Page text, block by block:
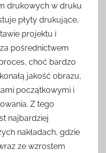
drukowych w druku
płyty drukujące,
projektu i
pośrednictwem
choć bardzo
jakość obrazu,
początkowymi i
Z tego
najbardziej
nakładach, gdzie
ze wzrostem